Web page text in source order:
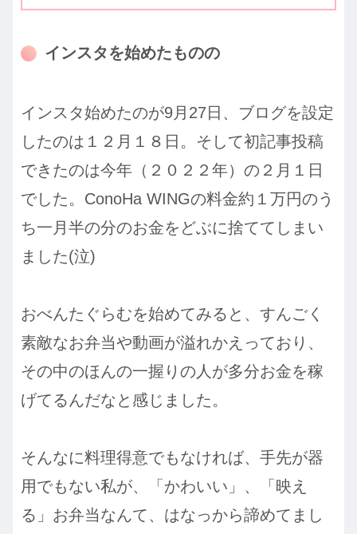
インスタを始めたものの
インスタ始めたのが9月27日、ブログを設定
したのは１２月１８日。そして初記事投稿
できたのは今年（２０２２年）の２月１日
でした。ConoHa WINGの料金約１万円のう
ち一月半の分のお金をどぶに捨ててしまい
ました(泣)
おべんたぐらむを始めてみると、すんごく
素敵なお弁当や動画が溢れかえっており、
その中のほんの一握りの人が多分お金を稼
げてるんだなと感じました。
そんなに料理得意でもなければ、手先が器
用でもない私が、「かわいい」、「映え
る」お弁当なんて、はなっから諦めてまし